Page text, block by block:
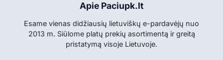
Apie Paciupk.lt
Esame vienas didžiausių lietuviškų e-pardavėjų nuo
2013 m. Siūlome platų prekių asortimentą ir greitą
pristatymą visoje Lietuvoje.